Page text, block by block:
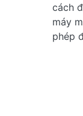
cách
máy
phép